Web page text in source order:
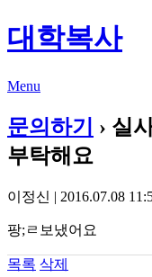
대학복사
Menu
문의하기
› 실
부탁해요
이정신 | 2016.07.08
팡;ㄹ보냈어요
목록 삭제